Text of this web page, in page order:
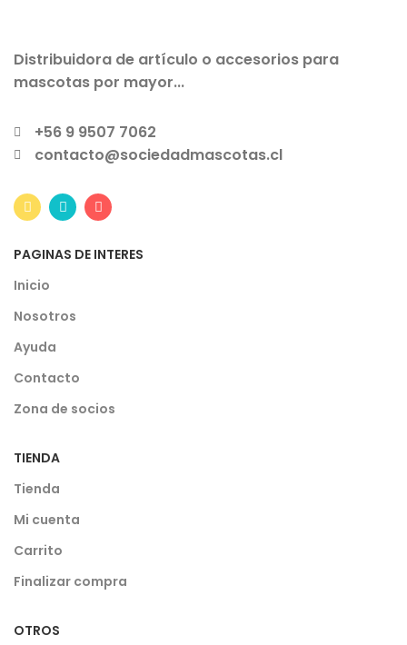
Distribuidora de artículo o accesorios para
mascotas por mayor...
+56 9 9507 7062
contacto@sociedadmascotas.cl
PAGINAS DE INTERES
Inicio
Nosotros
Ayuda
Contacto
Zona de socios
TIENDA
Tienda
Mi cuenta
Carrito
Finalizar compra
OTROS